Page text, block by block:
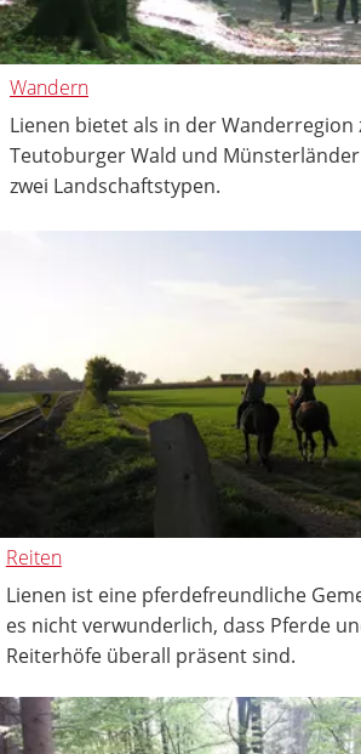
Wandern
Lienen bietet als in der Wanderregion
Teutoburger Wald und
zwei Landschaftstypen.
Reiten
Lienen ist eine pferdefreundliche
es nicht verwunderlich, dass Pferde
Reiterhöfe überall präsent sind.